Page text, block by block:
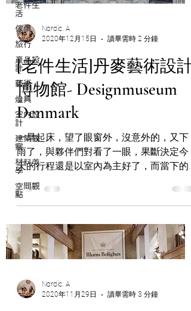
老件生
活
傢俱
旅行
產品設
計
藝術
燈具
室內設
計
建築觀
察
材料美
學
空間觀
點
Nordic. A
2020年12月15日
讀畢需時 2 分鐘
[老件生活]丹麥藝術設計
博物館- Designmuseum
Denmark
一早起床，望了眼窗外，沒意外的，又下
雨了，與夥伴們對看了一眼，果斷決定今
天的行程還是以室內為主好了，而當下的
第一個念頭就是丹麥藝術設計博物館，每
次去到哥本哈根，這裡都是我必去的點之
一，非常的觀光客，但是卻能將你心裡思
思念念的家具們一網打盡，盡收眼底。
Photo by...
Nordic. A
2020年11月29日
讀畢需時 3 分鐘